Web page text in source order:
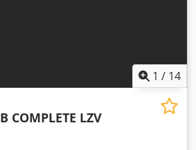
1 / 14
COMPLETE LZV